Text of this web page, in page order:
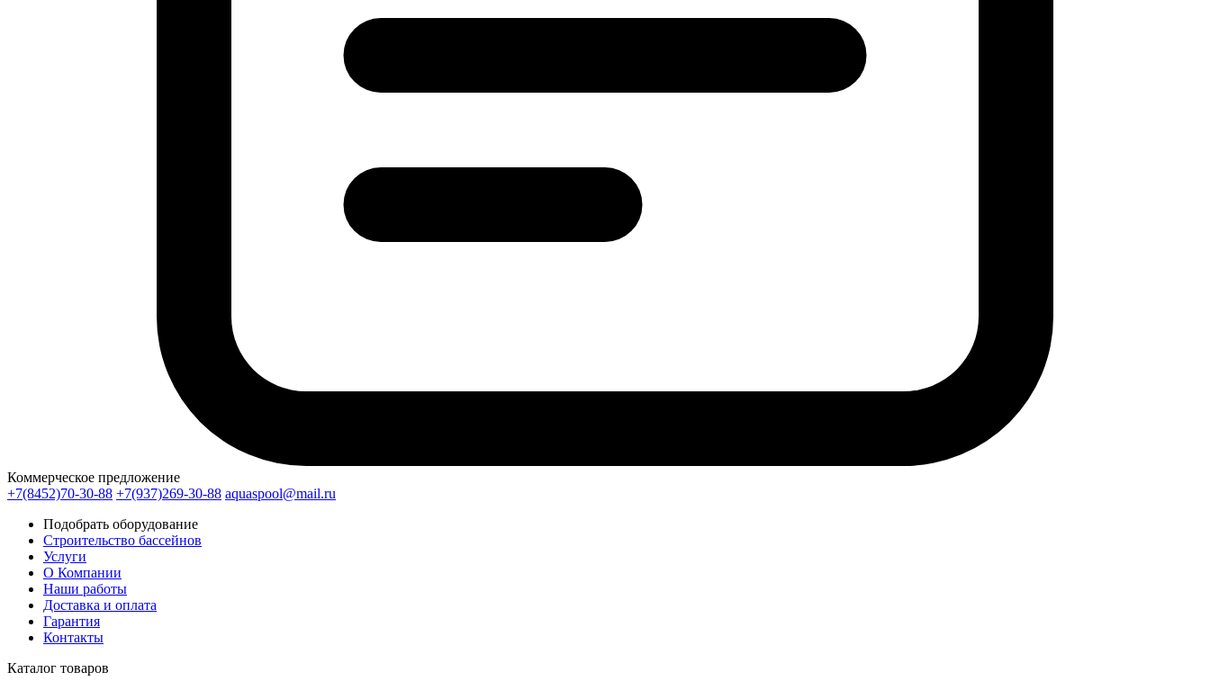
Коммерческое предложение
+7(8452)70-30-88 +7(937)269-30-88 aquaspool@mail.ru
Подобрать оборудование
Строительство бассейнов
Услуги
О Компании
Наши работы
Доставка и оплата
Гарантия
Контакты
Каталог товаров